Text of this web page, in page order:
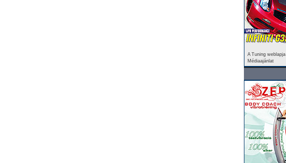
A Tuning weblapja
Médiaajánlat